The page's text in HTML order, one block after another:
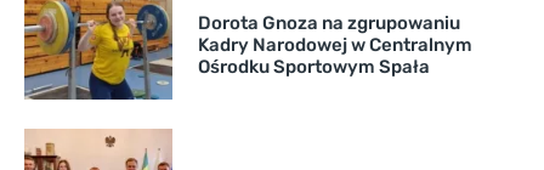
Dorota Gnoza na zgrupowaniu
Kadry Narodowej w Centralnym
Ośrodku Sportowym Spała